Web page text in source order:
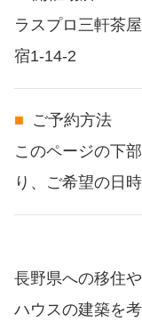
ラスプロ三軒茶
宿1-14-2
ご予約方法
このページの下
り、ご希望の日
長野県への移住
ハウスの建築を